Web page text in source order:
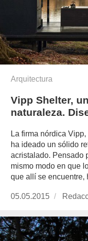
Arquitectura
Vipp Shelter,
naturaleza.
La firma nórdica
ha ideado un sólido
acristalado. Pensado
mismo modo en que
que allí se
Publicado
05.05.2015 https://